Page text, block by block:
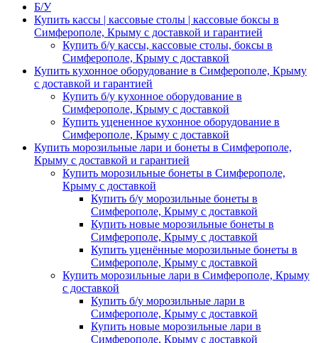
Б/У
Купить кассы | кассовые столы | кассовые боксы в
Симферополе, Крыму с доставкой и гарантией
Купить б/у кассы, кассовые столы, боксы в
Симферополе, Крыму с доставкой
Купить кухонное оборудование в Симферополе, Крыму
с доставкой и гарантией
Купить б/у кухонное оборудование в
Симферополе, Крыму с доставкой
Купить уцененное кухонное оборудование в
Симферополе, Крыму с доставкой
Купить морозильные лари и бонеты в Симферополе,
Крыму с доставкой и гарантией
Купить морозильные бонеты в Симферополе,
Крыму с доставкой
Купить б/у морозильные бонеты в
Симферополе, Крыму с доставкой
Купить новые морозильные бонеты в
Симферополе, Крыму с доставкой
Купить уценённые морозильные бонеты в
Симферополе, Крыму с доставкой
Купить морозильные лари в Симферополе, Крыму
с доставкой
Купить б/у морозильные лари в
Симферополе, Крыму с доставкой
Купить новые морозильные лари в
Симферополе, Крыму с доставкой